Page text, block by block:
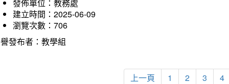
發佈單位：教務處
建立時間：2025-06-09
瀏覽次數：706
發布者：教學組
上一頁 1 2 3 4